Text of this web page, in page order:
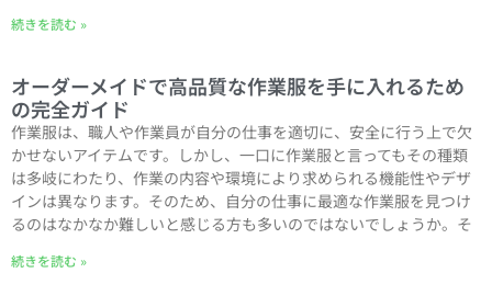
続きを読む »
オーダーメイドで高品質な作業服を手に入れるため
の完全ガイド
作業服は、職人や作業員が自分の仕事を適切に、安全に行う上で欠
かせないアイテムです。しかし、一口に作業服と言ってもその種類
は多岐にわたり、作業の内容や環境により求められる機能性やデザ
インは異なります。そのため、自分の仕事に最適な作業服を見つけ
るのはなかなか難しいと感じる方も多いのではないでしょうか。そ
続きを読む »